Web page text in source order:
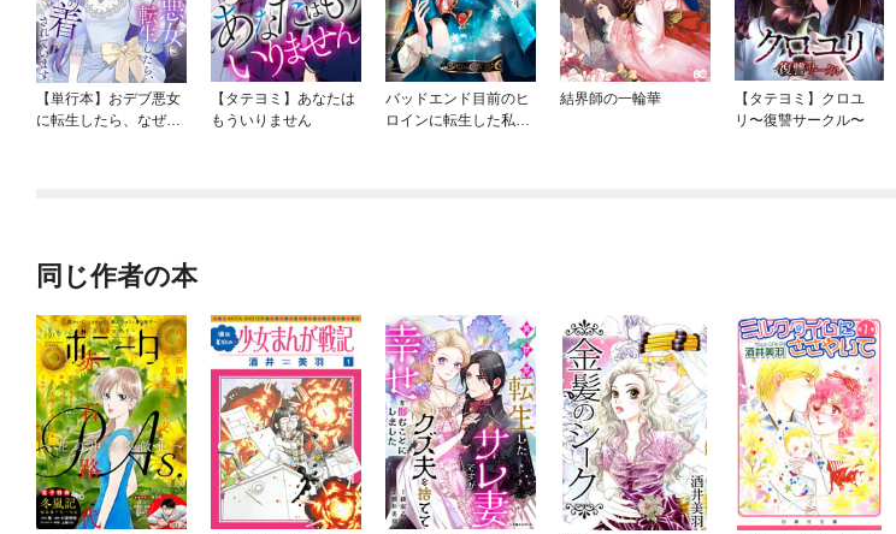
【単行本】おデブ悪女
に転生したら、なぜか
【タテヨミ】あなたは
もういりません
バッドエンド目前のヒ
ロインに転生した私、
結界師の一輪華
【タテヨミ】クロユ
リ〜復讐サークル〜
同じ作者の本